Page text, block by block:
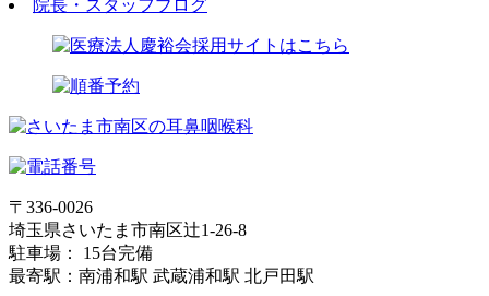
院長・スタッフブログ
〒336-0026
埼玉県さいたま市南区辻1-26-8
駐車場： 15台完備
最寄駅：南浦和駅 武蔵浦和駅 北戸田駅